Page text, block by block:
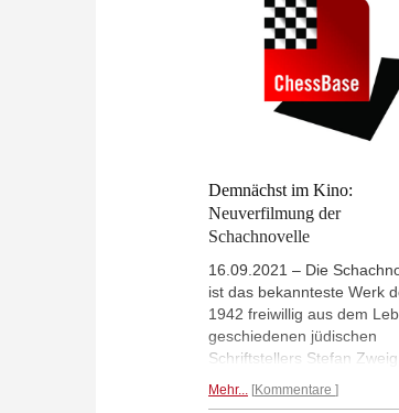
Demnächst im Kino:
Neuverfilmung der
Schachnovelle
16.09.2021 – Die
ist das bekannteste Werk
1942 freiwillig aus dem
geschiedenen jüdischen
Schriftstellers Stefan
wurde das Buch mit Curd
und Mario Adorf erstmals
Mehr... Kommentare